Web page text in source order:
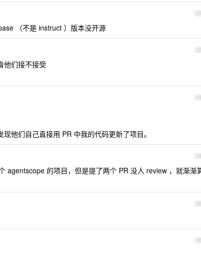
21
（不是 instruct ）版本没开源
22
他们接不接受
23
他们自己直接用 PR 中我的代码更新了项目。
24
agentscope 的项目，但是提了两个 PR 没人 review ，就渐渐
25
26